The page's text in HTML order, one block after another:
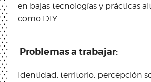
en bajas tecnologías y prácticas
como DIY.
Problemas a trabajar:
Identidad, territorio, percepción